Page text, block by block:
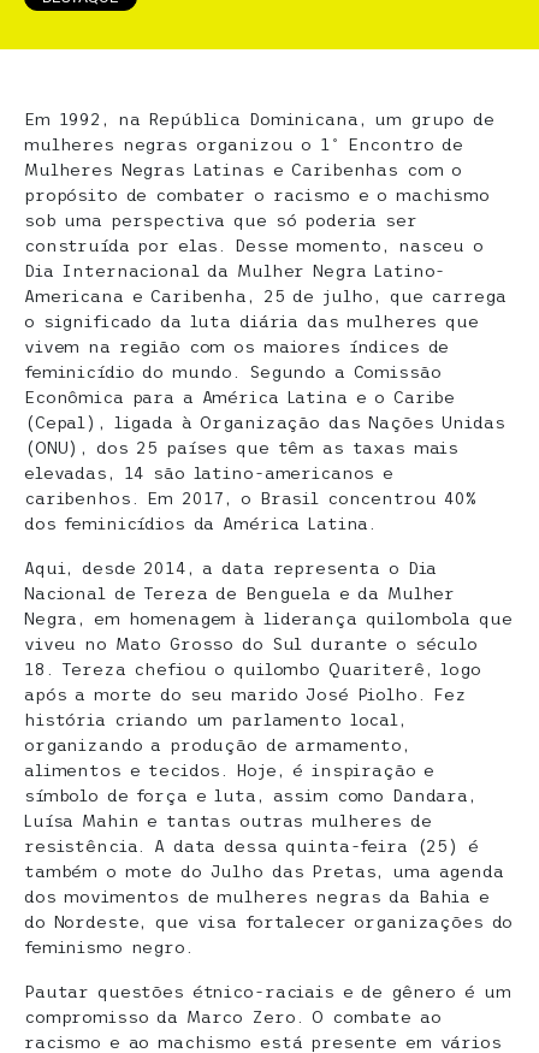
Em 1992, na República Dominicana, um grupo de
mulheres negras organizou o 1º Encontro de
Mulheres Negras Latinas e Caribenhas com o
propósito de combater o racismo e o machismo
sob uma perspectiva que só poderia ser
construída por elas. Desse momento, nasceu o
Dia Internacional da Mulher Negra Latino-
Americana e Caribenha, 25 de julho, que carrega
o significado da luta diária das mulheres que
vivem na região com os maiores índices de
feminicídio do mundo. Segundo a Comissão
Econômica para a América Latina e o Caribe
(Cepal), ligada à Organização das Nações Unidas
(ONU), dos 25 países que têm as taxas mais
elevadas, 14 são latino-americanos e
caribenhos. Em 2017, o Brasil concentrou 40%
dos feminicídios da América Latina.
Aqui, desde 2014, a data representa o Dia
Nacional de Tereza de Benguela e da Mulher
Negra, em homenagem à liderança quilombola que
viveu no Mato Grosso do Sul durante o século
18. Tereza chefiou o quilombo Quariterê, logo
após a morte do seu marido José Piolho. Fez
história criando um parlamento local,
organizando a produção de armamento,
alimentos e tecidos. Hoje, é inspiração e
símbolo de força e luta, assim como Dandara,
Luísa Mahin e tantas outras mulheres de
resistência. A data dessa quinta-feira (25) é
também o mote do Julho das Pretas, uma agenda
dos movimentos de mulheres negras da Bahia e
do Nordeste, que visa fortalecer organizações do
feminismo negro.
Pautar questões étnico-raciais e de gênero é um
compromisso da Marco Zero. O combate ao
racismo e ao machismo está presente em vários